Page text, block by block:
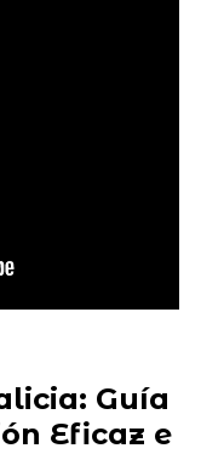
Guía
Eficaz e